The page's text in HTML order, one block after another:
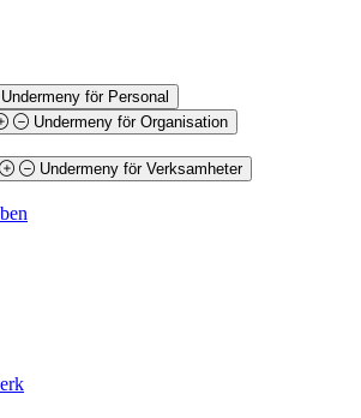
Undermeny för Personal
Undermeny för Organisation
Undermeny för Verksamheter